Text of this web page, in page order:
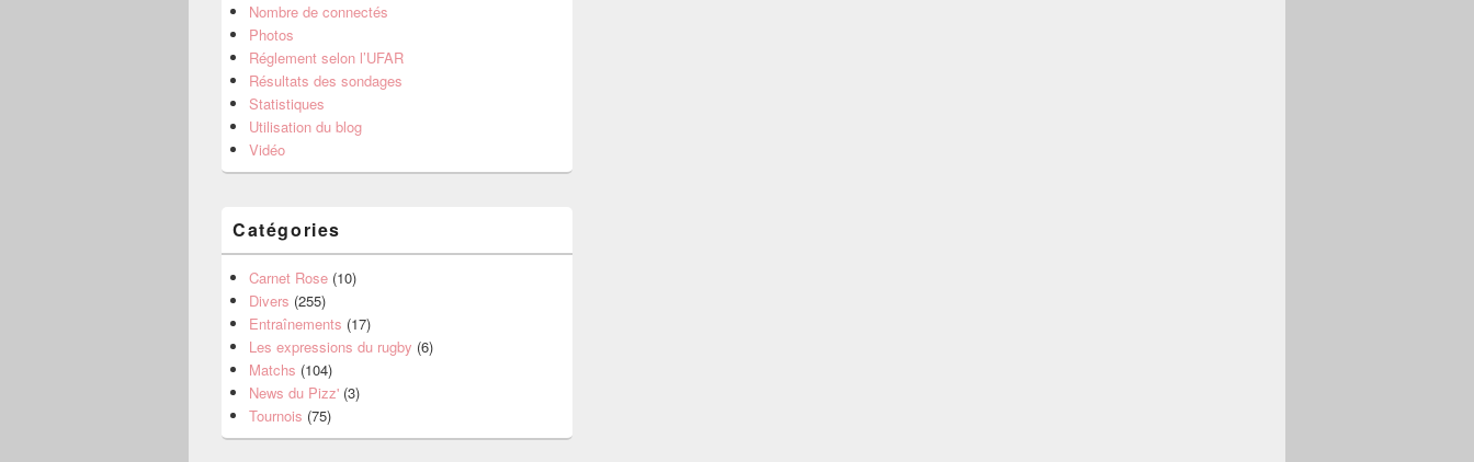
Nombre de connectés
Photos
Réglement selon l’UFAR
Résultats des sondages
Statistiques
Utilisation du blog
Vidéo
Catégories
Carnet Rose (10)
Divers (255)
Entraînements (17)
Les expressions du rugby (6)
Matchs (104)
News du Pizz' (3)
Tournois (75)